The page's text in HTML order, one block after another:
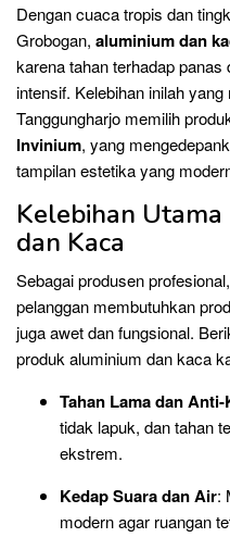
Dengan cuaca tropis dan
Grobogan, aluminium dan
karena tahan terhadap
intensif. Kelebihan inilah
Tanggungharjo memilih
Invinium, yang
tampilan estetika yang
Kelebihan
dan Kaca
Sebagai produsen profesional,
pelanggan membutuhkan
juga awet dan fungsional.
produk aluminium dan kaca
Tahan Lama dan
tidak lapuk, dan tahan
ekstrem.
Kedap Suara dan Air:
modern agar ruangan